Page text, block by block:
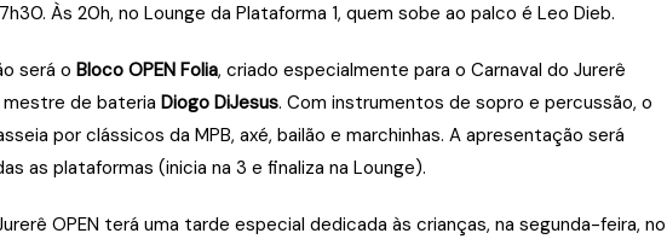
Às 20h, no Lounge da Plataforma 1, quem sobe ao palco é Leo Dieb.
será o Bloco OPEN Folia, criado especialmente para o Carnaval do Jurerê
mestre de bateria Diogo DiJesus. Com instrumentos de sopro e percussão, o
por clássicos da MPB, axé, bailão e marchinhas. A apresentação será
as plataformas (inicia na 3 e finaliza na Lounge).
OPEN terá uma tarde especial dedicada às crianças, na segunda-feira, no